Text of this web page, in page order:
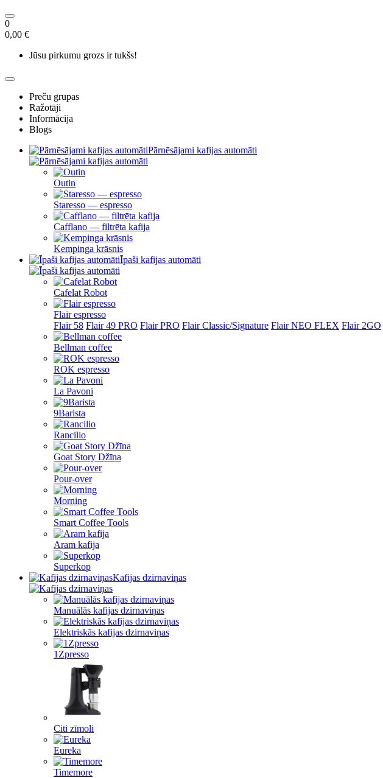
0
0,00 €
Jūsu pirkumu grozs ir tukšs!
Preču grupas
Ražotāji
Informācija
Blogs
Pārnēsājami kafijas automāti
Outin
Staresso — espresso
Cafflano — filtrēta kafija
Kempinga krāsnis
Īpaši kafijas automāti
Cafelat Robot
Flair espresso
Flair 58 Flair 49 PRO Flair PRO Flair Classic/Signature Flair NEO FLEX Flair 2GO
Bellman coffee
ROK espresso
La Pavoni
9Barista
Rancilio
Goat Story Džīna
Pour-over
Morning
Smart Coffee Tools
Aram kafija
Superkop
Kafijas dzirnaviņas
Manuālās kafijas dzirnaviņas
Elektriskās kafijas dzirnaviņas
1Zpresso
Citi zīmoli
Eureka
Timemore